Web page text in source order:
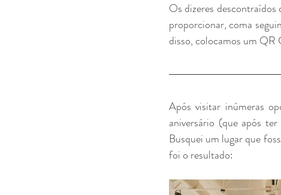
Os dizeres descontraídos
proporcionar, coma
disso, colocamos um QR
Após visitar inúmeras
aniversário (que após
Busquei um lugar que
foi o resultado: